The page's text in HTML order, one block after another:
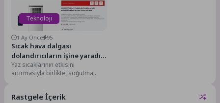
Teknoloji
1 Ay Önce 95
Sıcak hava dalgası
dolandırıcıların işine yaradı:
Sahte klima kampanyalarına
dikkat
Yaz sıcaklarının etkisini
artırmasıyla birlikte, soğutma
dolandırıcılık girişimleri...
Rastgele İçerik